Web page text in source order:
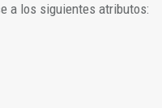
a los siguientes atributos: